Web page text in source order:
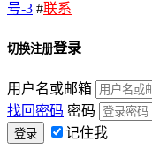
号-3 #联系
切换注册登录
用户名或邮箱
找回密码 密码
记住我